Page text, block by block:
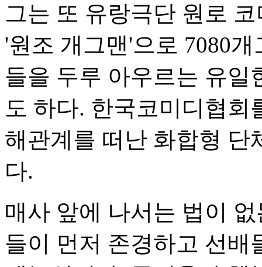
그는 또 유랑극단 원로
'원조 개그맨'으로 7080
들을 두루 아우르는 유일
도 하다. 한국코미디협회
해관계를 떠난 화합형 단
다.
매사 앞에 나서는 법이
들이 먼저 존경하고 선배